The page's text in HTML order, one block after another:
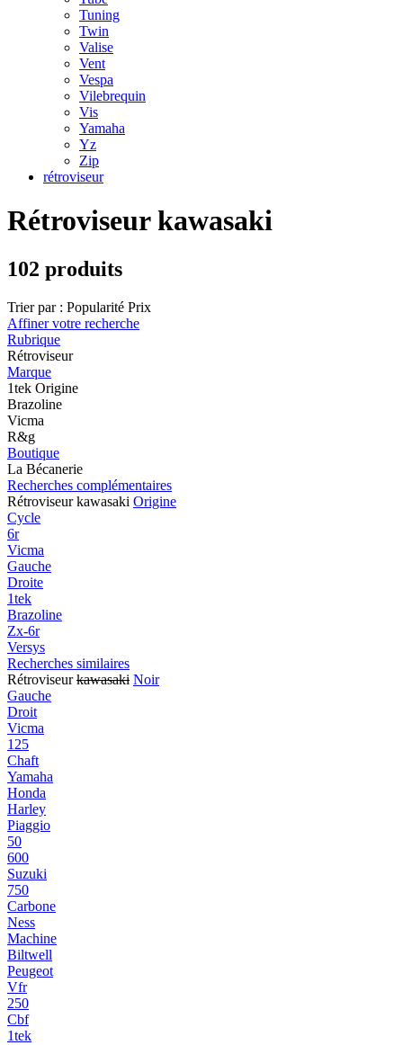
Tuning
Twin
Valise
Vent
Vespa
Vilebrequin
Vis
Yamaha
Yz
Zip
rétroviseur
Rétroviseur kawasaki
102 produits
Trier par : Popularité Prix
Affiner votre recherche
Rubrique
Rétroviseur
Marque
1tek Origine
Brazoline
Vicma
R&g
Boutique
La Bécanerie
Recherches complémentaires
Rétroviseur kawasaki Origine
Cycle
6r
Vicma
Gauche
Droite
1tek
Brazoline
Zx-6r
Versys
Recherches similaires
Rétroviseurkawasaki Noir
Gauche
Droit
Vicma
125
Chaft
Yamaha
Honda
Harley
Piaggio
50
600
Suzuki
750
Carbone
Ness
Machine
Biltwell
Peugeot
Vfr
250
Cbf
1tek